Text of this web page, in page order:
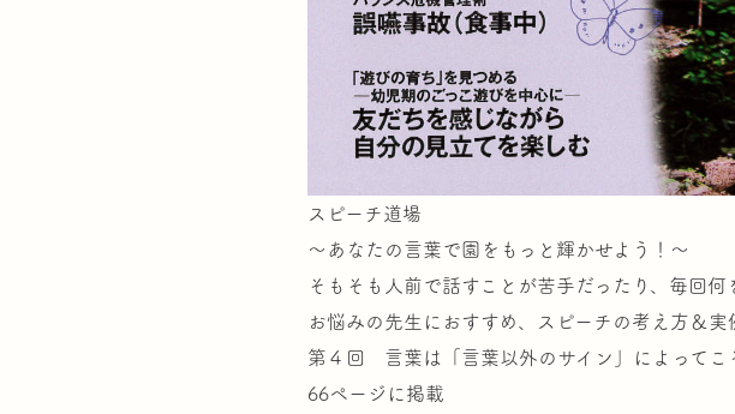
スピーチ道場
～あなたの言葉で園をもっと輝かせよう！～
そもそも人前で話すことが苦手だったり、毎回
お悩みの先生におすすめ、スピーチの考え方＆実
第４回 言葉は「言葉以外のサイン」によってこ
66ページに掲載